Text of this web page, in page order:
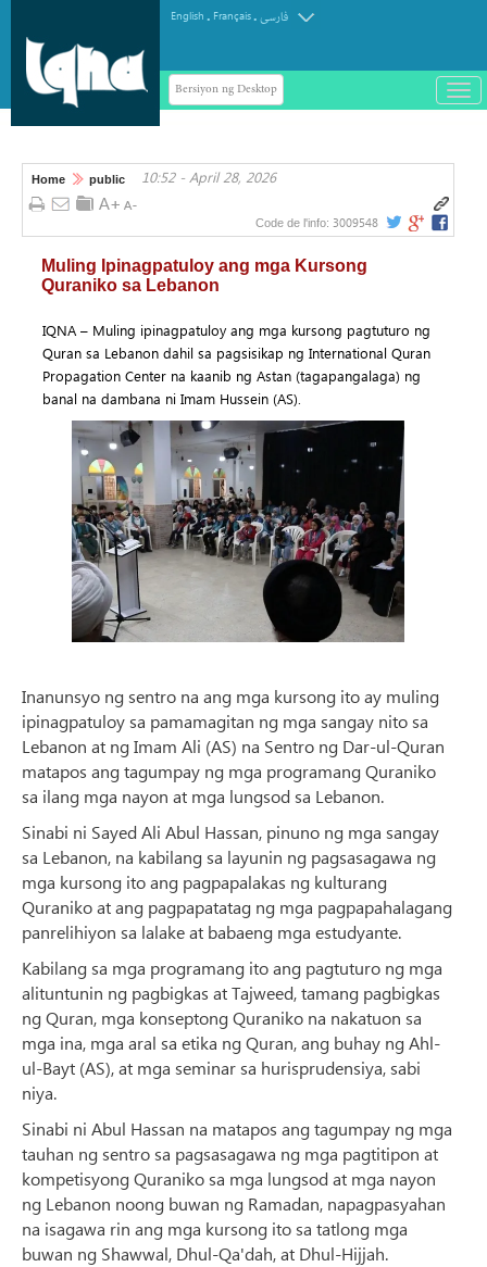
English . Français.فارسی
Bersiyon ng Desktop
باز
و
Home public 10:52 - April 28, 2026
Code de l'info: 3009548
Muling Ipinagpatuloy ang mga Kursong
Quraniko sa Lebanon
IQNA – Muling ipinagpatuloy ang mga kursong pagtuturo ng
Quran sa Lebanon dahil sa pagsisikap ng International Quran
Propagation Center na kaanib ng Astan (tagapangalaga) ng
banal na dambana ni Imam Hussein (AS).
Inanunsyo ng sentro na ang mga kursong ito ay muling
ipinagpatuloy sa pamamagitan ng mga sangay nito sa
Lebanon at ng Imam Ali (AS) na Sentro ng Dar-ul-Quran
matapos ang tagumpay ng mga programang Quraniko
sa ilang mga nayon at mga lungsod sa Lebanon.
Sinabi ni Sayed Ali Abul Hassan, pinuno ng mga sangay
sa Lebanon, na kabilang sa layunin ng pagsasagawa ng
mga kursong ito ang pagpapalakas ng kulturang
Quraniko at ang pagpapatatag ng mga pagpapahalagang
panrelihiyon sa lalake at babaeng mga estudyante.
Kabilang sa mga programang ito ang pagtuturo ng mga
alituntunin ng pagbigkas at Tajweed, tamang pagbigkas
ng Quran, mga konseptong Quraniko na nakatuon sa
mga ina, mga aral sa etika ng Quran, ang buhay ng Ahl-
ul-Bayt (AS), at mga seminar sa hurisprudensiya, sabi
niya.
Sinabi ni Abul Hassan na matapos ang tagumpay ng mga
tauhan ng sentro sa pagsasagawa ng mga pagtitipon at
kompetisyong Quraniko sa mga lungsod at mga nayon
ng Lebanon noong buwan ng Ramadan, napagpasyahan
na isagawa rin ang mga kursong ito sa tatlong mga
buwan ng Shawwal, Dhul-Qa'dah, at Dhul-Hijjah.